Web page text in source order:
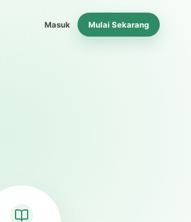
Masuk Mulai Sekarang